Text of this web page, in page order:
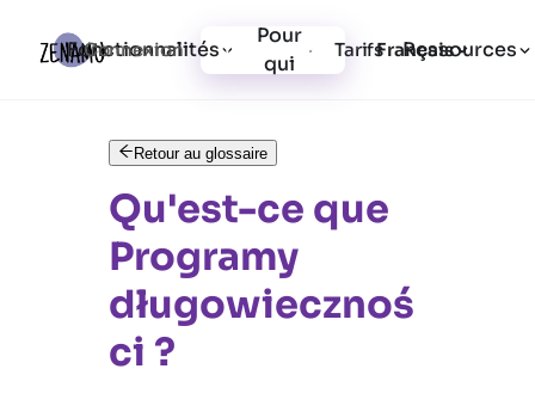
Fonctionnalités
Pour
qui
Tarifs Ressources
Connexion Inscription Français
Retour au glossaire
Qu'est-ce que
Programy
długowiecznoś
ci ?